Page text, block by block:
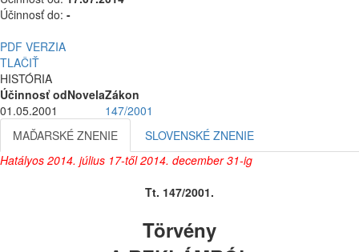
Účinnosť do: -
PDF VERZIA
TLAČIŤ
HISTÓRIA
Účinnosť odNovelaZákon
01.05.2001
147/2001
MAĎARSKÉ ZNENIE
SLOVENSKÉ ZNENIE
Hatályos 2014. július 17-től 2014. december 31-ig
Tt. 147/2001.
Törvény